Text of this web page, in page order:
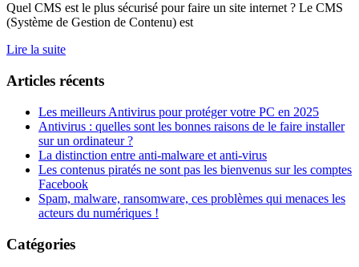
Quel CMS est le plus sécurisé pour faire un site internet ? Le CMS
(Système de Gestion de Contenu) est
Lire la suite
Articles récents
Les meilleurs Antivirus pour protéger votre PC en 2025
Antivirus : quelles sont les bonnes raisons de le faire installer
sur un ordinateur ?
La distinction entre anti-malware et anti-virus
Les contenus piratés ne sont pas les bienvenus sur les comptes
Facebook
Spam, malware, ransomware, ces problèmes qui menaces les
acteurs du numériques !
Catégories